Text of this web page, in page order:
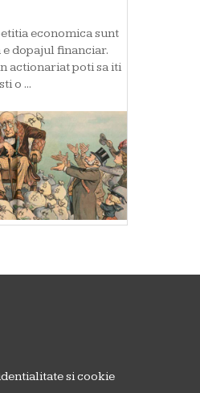
economica sunt
e dopajul financiar.
actionariat poti sa iti
o ...
si cookie